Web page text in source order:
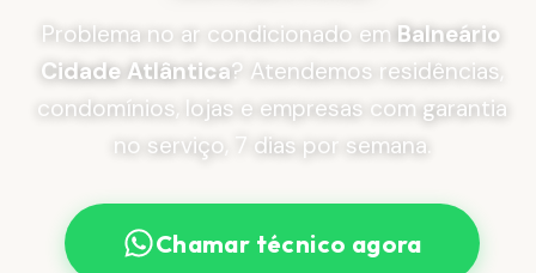
Problema no ar condicionado emBalneário
Cidade Atlântica? Atendemos residências,
condomínios, lojas e empresas com garantia
no serviço, 7 dias por semana.
Chamar técnico agora